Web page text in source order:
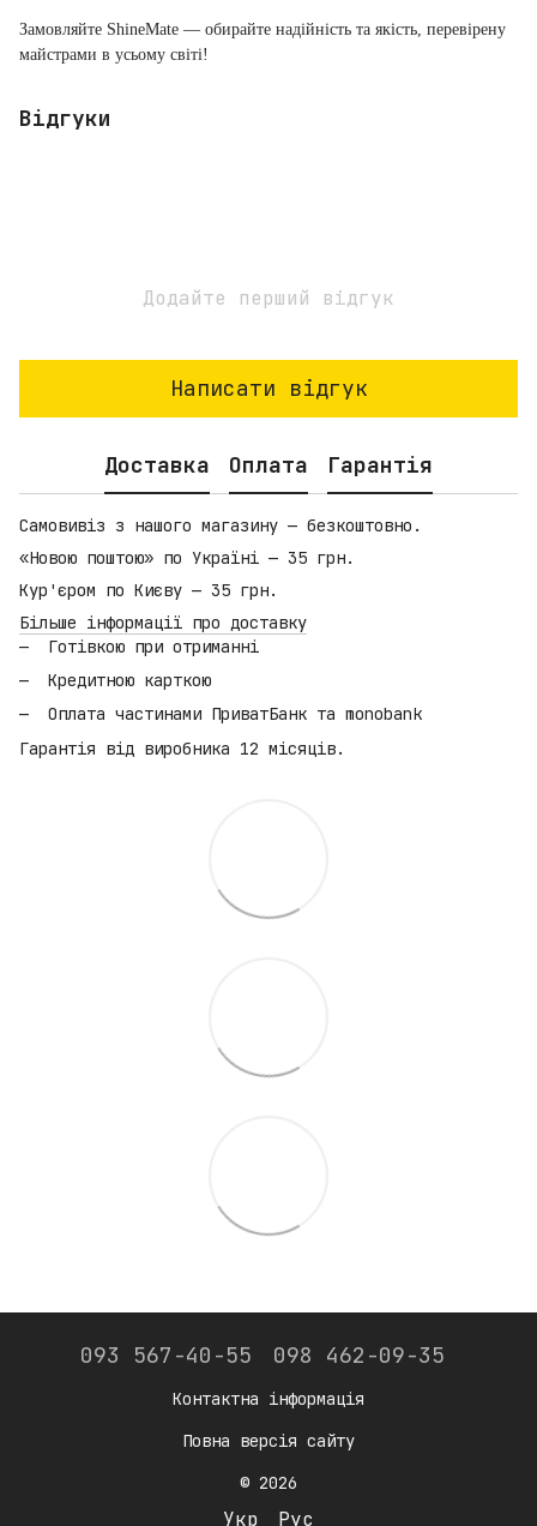
Замовляйте ShineMate — обирайте надійність та якість, перевірену
майстрами в усьому світі!
Відгуки
Додайте перший відгук
Написати відгук
Доставка Оплата Гарантія
Самовивіз з нашого магазину — безкоштовно.
«Новою поштою» по Україні — 35 грн.
Кур'єром по Києву — 35 грн.
Більше інформації про доставку
Готівкою при отриманні
Кредитною карткою
Оплата частинами ПриватБанк та monobank
Гарантія від виробника 12 місяців.
093 567-40-55 098 462-09-35
Контактна інформація
Повна версія сайту
© 2026
Укр Рус